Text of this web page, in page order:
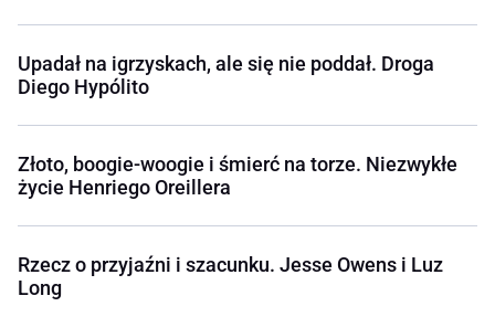
Upadał na igrzyskach, ale się nie poddał. Droga
Diego Hypólito
Złoto, boogie-woogie i śmierć na torze. Niezwykłe
życie Henriego Oreillera
Rzecz o przyjaźni i szacunku. Jesse Owens i Luz
Long